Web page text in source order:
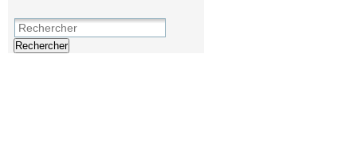
Rechercher